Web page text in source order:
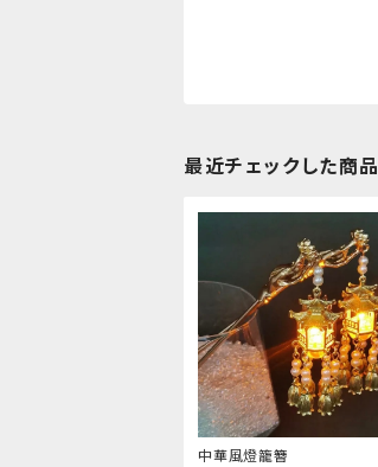
最近チェックした商品
中華風燈籠簪